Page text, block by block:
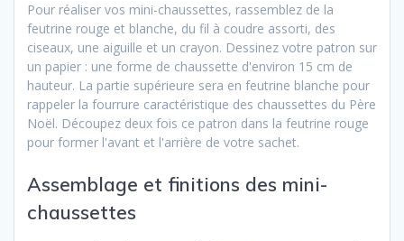
Pour réaliser vos mini-chaussettes, rassemblez de la
feutrine rouge et blanche, du fil à coudre assorti, des
ciseaux, une aiguille et un crayon. Dessinez votre patron sur
un papier : une forme de chaussette d'environ 15 cm de
hauteur. La partie supérieure sera en feutrine blanche pour
rappeler la fourrure caractéristique des chaussettes du Père
Noël. Découpez deux fois ce patron dans la feutrine rouge
pour former l'avant et l'arrière de votre sachet.
Assemblage et finitions des mini-
chaussettes